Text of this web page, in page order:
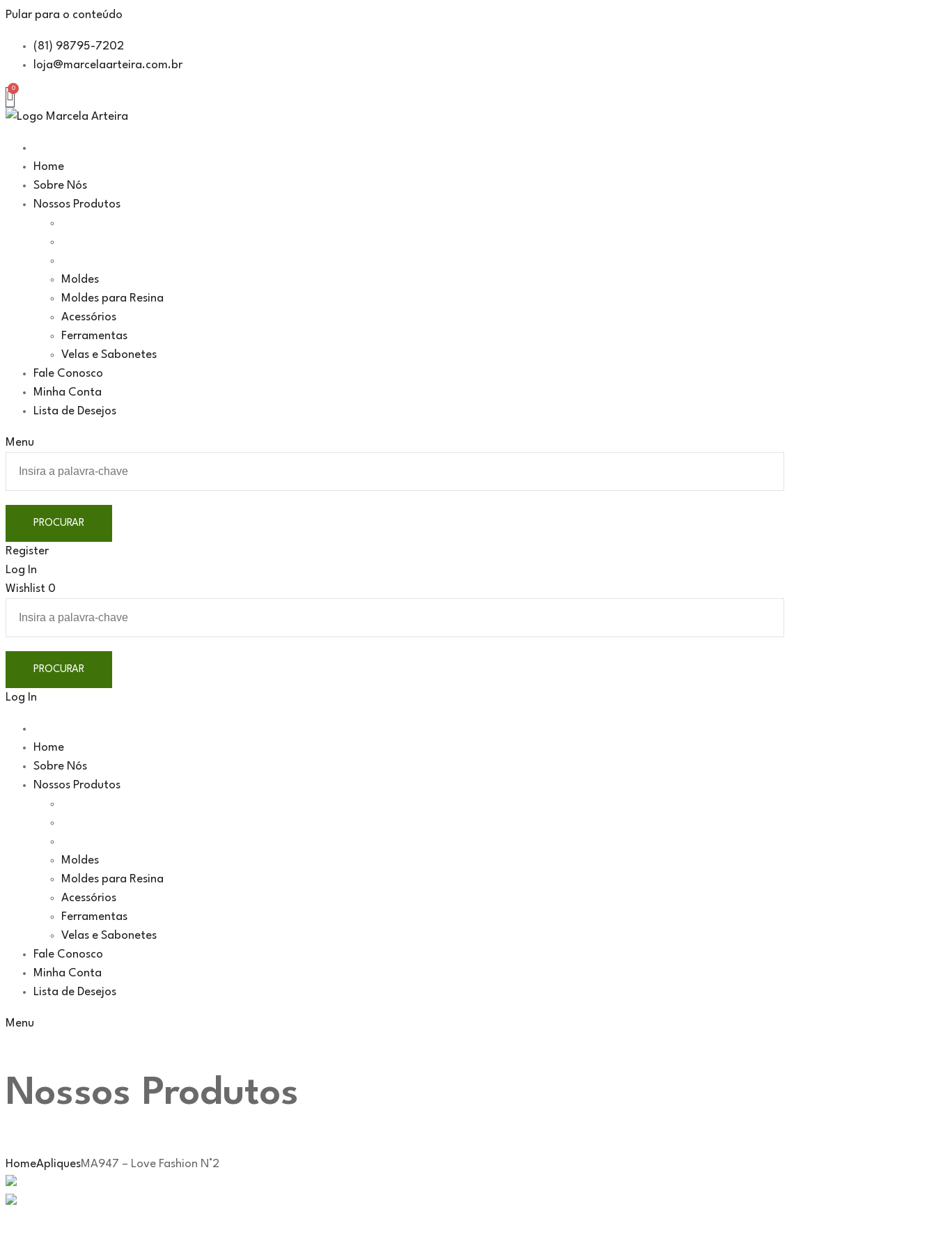
Pular para o conteúdo
(81) 98795-7202
loja@marcelaarteira.com.br
Home
Sobre Nós
Nossos Produtos
Moldes
Moldes para Resina
Acessórios
Ferramentas
Velas e Sabonetes
Fale Conosco
Minha Conta
Lista de Desejos
Menu
Register
Log In
Wishlist 0
Log In
Home
Sobre Nós
Nossos Produtos
Moldes
Moldes para Resina
Acessórios
Ferramentas
Velas e Sabonetes
Fale Conosco
Minha Conta
Lista de Desejos
Menu
Nossos Produtos
HomeApliquesMA947 – Love Fashion N°2